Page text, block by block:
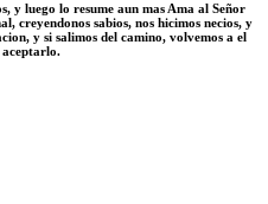
y luego lo resume aun mas Ama al Señor
creyendonos sabios, nos hicimos necios, y
y si salimos del camino, volvemos a el
aceptarlo.